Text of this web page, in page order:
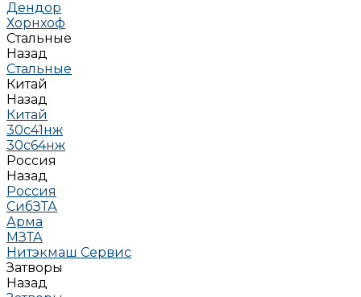
Дендор
Хорнхоф
Стальные
Назад
Стальные
Китай
Назад
Китай
30с41нж
30с64нж
Россия
Назад
Россия
СибЗТА
Арма
МЗТА
Нитэкмаш Сервис
Затворы
Назад